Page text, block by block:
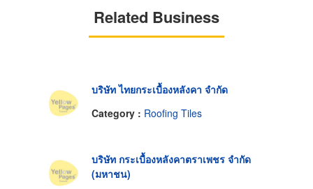
Related Business
บริษัท ไทยกระเบื้องหลังคา จำกัด
Category : Roofing Tiles
บริษัท กระเบื้องหลังคาตราเพชร จำกัด
(มหาชน)